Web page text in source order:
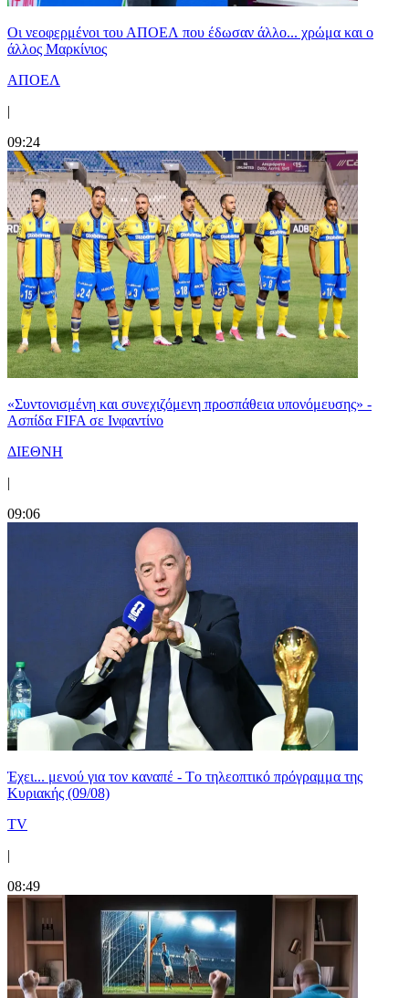
Οι νεοφερμένοι του ΑΠΟΕΛ που έδωσαν άλλο... χρώμα και ο
άλλος Μαρκίνιος
ΑΠΟΕΛ
|
09:24
«Συντονισμένη και συνεχιζόμενη προσπάθεια υπονόμευσης» -
Ασπίδα FIFA σε Ινφαντίνο
ΔΙΕΘΝΗ
|
09:06
Έχει... μενού για τον καναπέ - Tο τηλεοπτικό πρόγραμμα της
Κυριακής (09/08)
TV
|
08:49